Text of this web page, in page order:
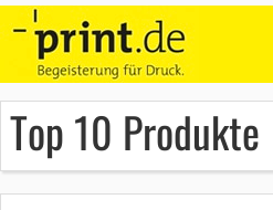
Top 10 Produkte